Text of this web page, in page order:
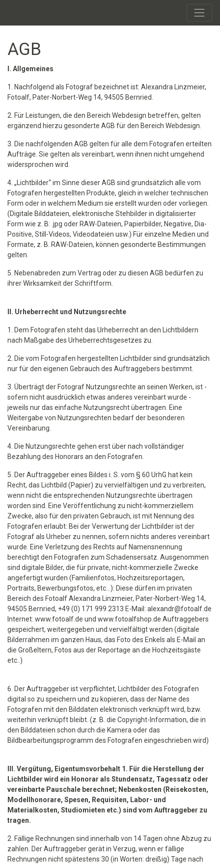
AGB
I. Allgemeines
1. Nachfolgend als Fotograf bezeichnet ist: Alexandra Linzmeier,
Fotoalf, Pater-Norbert-Weg 14, 94505 Bernried.
2. Für Leistungen, die den Bereich Webdesign betreffen, gelten
ergänzend hierzu gesonderte AGB für den Bereich Webdesign.
3. Die nachfolgenden AGB gelten für alle dem Fotografen erteilten
Aufträge. Sie gelten als vereinbart, wenn ihnen nicht umgehend
widersprochen wird.
4. „Lichtbilder“ im Sinne dieser AGB sind grundsätzlich alle vom
Fotografen hergestellten Produkte, gleich in welcher technischen
Form oder in welchem Medium sie erstellt wurden oder vorliegen.
(Digitale Bilddateien, elektronische Stehbilder in digitalisierter
Form wie z. B: .jpg oder RAW-Dateien, Papierbilder, Negative, Dia-
Positive, Still-Videos, Videodateien usw.) Für einzelne Medien und
Formate, z. B. RAW-Dateien, können gesonderte Bestimmungen
gelten.
5. Nebenabreden zum Vertrag oder zu diesen AGB bedürfen zu
ihrer Wirksamkeit der Schriftform.
II. Urheberrecht und Nutzungsrechte
1. Dem Fotografen steht das Urheberrecht an den Lichtbildern
nach Maßgabe des Urheberrechtsgesetzes zu.
2. Die vom Fotografen hergestellten Lichtbilder sind grundsätzlich
nur für den eigenen Gebrauch des Auftraggebers bestimmt.
3. Überträgt der Fotograf Nutzungsrechte an seinen Werken, ist -
sofern nicht ausdrücklich etwas anderes vereinbart wurde -
jeweils nur das einfache Nutzungsrecht übertragen. Eine
Weitergabe von Nutzungsrechten bedarf der besonderen
Vereinbarung.
4. Die Nutzungsrechte gehen erst über nach vollständiger
Bezahlung des Honorars an den Fotografen.
5. Der Auftraggeber eines Bildes i. S. vom § 60 UrhG hat kein
Recht, das Lichtbild (Papier) zu vervielfältigen und zu verbreiten,
wenn nicht die entsprechenden Nutzungsrechte übertragen
worden sind. Eine Veröffentlichung zu nicht-kommerziellem
Zwecke, also für den privaten Gebrauch, ist mit Nennung des
Fotografen erlaubt: Bei der Verwertung der Lichtbilder ist der
Fotograf als Urheber zu nennen, sofern nichts anderes vereinbart
wurde. Eine Verletzung des Rechts auf Namensnennung
berechtigt den Fotografen zum Schadensersatz. Ausgenommen
sind digitale Bilder, die für private, nicht-kommerzielle Zwecke
angefertigt wurden (Familienfotos, Hochzeitsreportagen,
Portraits, Bewerbungsfotos, etc...): Diese dürfen im privaten
Bereich des Fotoalf Alexandra Linzmeier, Pater-Norbert-Weg 14,
94505 Bernried, +49 (0) 171 999 2313 E-Mail: alexandr@fotoalf.de
Internet: www.fotoalf.de und www.fotoalfshop.de Auftraggebers
gespeichert, weitergegeben und vervielfältigt werden (digitale
Bilderrahmen im ganzen Haus, das Foto des Enkels als E-Mail an
die Großeltern, Fotos aus der Reportage an die Hochzeitsgäste
etc..)
6. Der Auftraggeber ist verpflichtet, Lichtbilder des Fotografen
digital so zu speichern und zu kopieren, dass der Name des
Fotografen mit den Bilddaten elektronisch verknüpft wird, bzw.
weiterhin verknüpft bleibt. (z. B. die Copyright-Information, die in
den Bilddateien schon durch die Kamera oder das
Bildbearbeitungsprogramm des Fotografen eingeschrieben wird)
III. Vergütung, Eigentumsvorbehalt 1. Für die Herstellung der
Lichtbilder wird ein Honorar als Stundensatz, Tagessatz oder
vereinbarte Pauschale berechnet; Nebenkosten (Reisekosten,
Modellhonorare, Spesen, Requisiten, Labor- und
Materialkosten, Studiomieten etc.) sind vom Auftraggeber zu
tragen.
2. Fällige Rechnungen sind innerhalb von 14 Tagen ohne Abzug zu
zahlen. Der Auftraggeber gerät in Verzug, wenn er fällige
Rechnungen nicht spätestens 30 (in Worten: dreißig) Tage nach